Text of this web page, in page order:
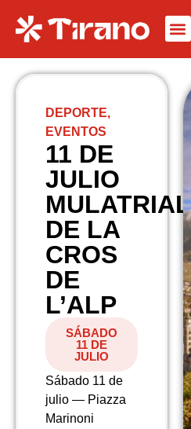
DEPORTE,
EVENTOS
11 DE
JULIO
MULATRIAL
DE LA
CROS
DE
L’ALP
SÁBADO
11 DE
JULIO
Sábado 11 de
julio — Piazza
Marinoni